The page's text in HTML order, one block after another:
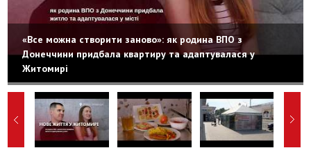
«Все можна створити заново»: як родина ВПО з
Донеччини придбала квартиру та адаптувалася у
Житомирі